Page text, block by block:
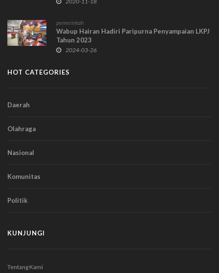
pemerintah
Wabup Hairan Hadiri Paripurna Penyampaian LKPJ
Tahun 2023
2024-03-26
HOT CATEGORIES
Daerah
Olahraga
Nasional
Komunitas
Politik
KUNJUNGI
Tentang Kami